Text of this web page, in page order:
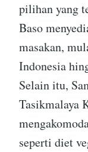
pilihan yang
Baso
masakan,
Indonesia
Selain itu,
Tasikmalaya
seperti diet